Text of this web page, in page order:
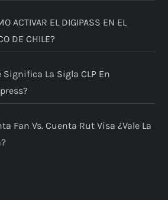
ACTIVAR EL DIGIPASS EN EL
DE CHILE?
Significa La Sigla CLP En
Fan Vs. Cuenta Rut Visa ¿Vale La